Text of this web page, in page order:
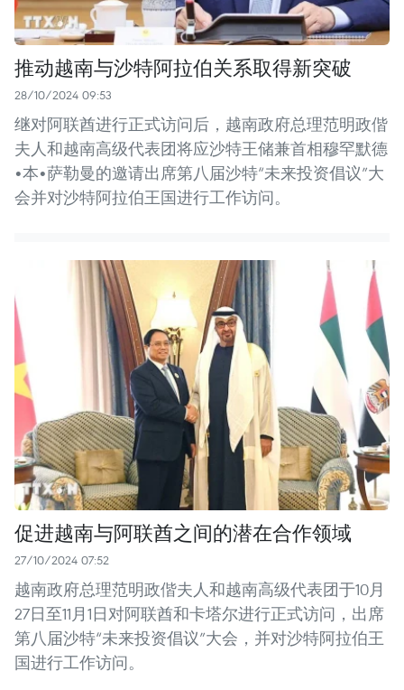
推动越南与沙特阿拉伯关系取得新突破
28/10/2024 09:53
继对阿联酋进行正式访问后，越南政府总理范明政偕
夫人和越南高级代表团将应沙特王储兼首相穆罕默德
•本•萨勒曼的邀请出席第八届沙特“未来投资倡议”大
会并对沙特阿拉伯王国进行工作访问。
促进越南与阿联酋之间的潜在合作领域
27/10/2024 07:52
越南政府总理范明政偕夫人和越南高级代表团于10月
27日至11月1日对阿联酋和卡塔尔进行正式访问，出席
第八届沙特“未来投资倡议”大会，并对沙特阿拉伯王
国进行工作访问。